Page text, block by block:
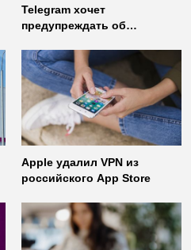
Telegram хочет
предупреждать об
неофициальных клиентов
мессенджера
Apple удалил VPN из
российского App Store